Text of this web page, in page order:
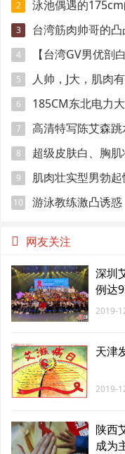
2 泳池偶遇的
3 台湾筋肉帅哥的凸
4
【台湾GV男优
来：但我还有性欲
5 人帅，J大，肌肉
6
185CM东北电力
吗
7
高清特写陈艾森
来的
8 超级皮肤白、胸
9 肌肉壮实型男勃
10 游泳教练激凸诱惑
网友关注
深圳
例达
2019-
天津
2019-
陕西
成为